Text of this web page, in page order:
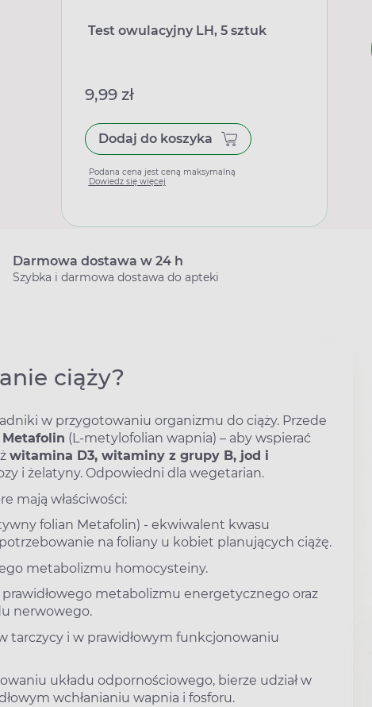
Test owulacyjny LH, 5 sztuk
9,99 zł
Dodaj do koszyka
Podana cena jest ceną maksymalną
Dowiedz się więcej
Darmowa dostawa w 24 h
Szybka i darmowa dostawa do apteki
ciąży?
w przygotowaniu organizmu do ciąży. Przede
Metafolin (L-metylofolian wapnia) – aby wspierać
witamina D3, witaminy z grupy B, jod i
i żelatyny. Odpowiedni dla wegetarian.
mają właściwości:
folian Metafolin) - ekwiwalent kwasu
na foliany u kobiet planujących ciążę.
metabolizmu homocysteiny.
metabolizmu energetycznego oraz
nerwowego.
tarczycy i w prawidłowym funkcjonowaniu
układu odpornościowego, bierze udział w
wchłanianiu wapnia i fosforu.